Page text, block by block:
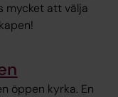
mycket att välja
öppen kyrka. En